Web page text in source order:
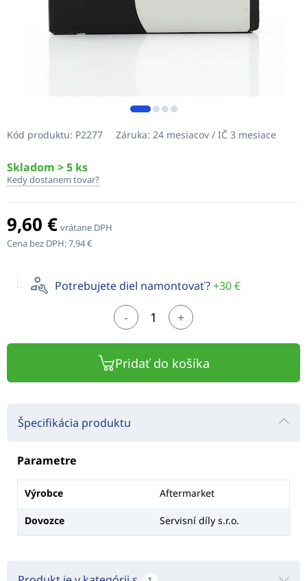
Kód produktu: P2277 Záruka: 24 mesiacov / IČ 3 mesiace
Skladom > 5 ks
Kedy dostanem tovar?
9,60 € vrátane DPH
Cena bez DPH:7,94 €
Potrebujete diel namontovať?+30 €
- +
Pridať do košíka
Špecifikácia produktu
Parametre
Výrobce Aftermarket
Dovozce Servisní díly s.r.o.